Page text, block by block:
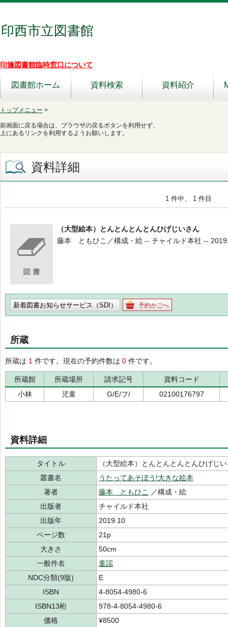
印西市立図書館
印旛図書館臨時窓口について
図書館ホーム 資料検索 資料紹介
トップメニュー >
前画面に戻る場合は、ブラウザの戻るボタンを利用せず、
上にあるリンクを利用するようお願いします。
資料詳細
1 件中、 1 件目
（大型絵本）とんとんとんとんひげじいさん
藤本 ともひこ／構成・絵 -- チャイルド本社 --
新着図書お知らせサービス（SDI） 予約かごへ
所蔵
所蔵は 1 件です。現在の予約件数は 0 件です。
所蔵館 所蔵場所 請求記号
資料コード
小林
児童 G/E/フ/ 02100176797
資料詳細
タイトル
（大型絵本）とんとんとんとんひげじ
叢書名
うたってあそぼう!大きな絵本
著者
藤本 ともひこ
／構成・絵
出版者
チャイルド本社
出版年
2019.10
ページ数
21p
大きさ
50cm
一般件名
童謡
NDC分類(9版)
E
ISBN
4-8054-4980-6
ISBN13桁
978-4-8054-4980-6
価格
¥8500